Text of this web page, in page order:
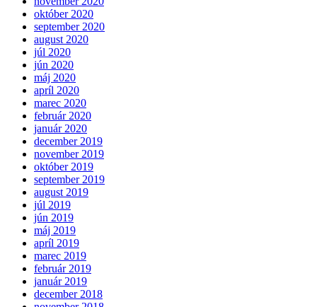
október 2020
september 2020
august 2020
júl 2020
jún 2020
máj 2020
apríl 2020
marec 2020
február 2020
január 2020
december 2019
november 2019
október 2019
september 2019
august 2019
júl 2019
jún 2019
máj 2019
apríl 2019
marec 2019
február 2019
január 2019
december 2018